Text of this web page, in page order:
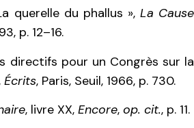
querelle du phallus », La Cause
p. 12–16.
directifs pour un Congrès sur la
Écrits, Paris, Seuil, 1966, p. 730.
, livre XX, Encore, op. cit., p. 11.